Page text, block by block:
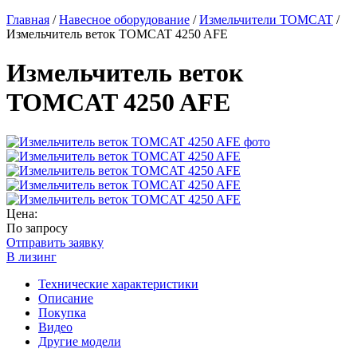
Главная /Навесное оборудование /Измельчители TOMCAT /
Измельчитель веток TOMCAT 4250 AFE
Измельчитель веток
TOMCAT 4250 AFE
Цена:
По запросу
Отправить заявку
В лизинг
Технические характеристики
Описание
Покупка
Видео
Другие модели